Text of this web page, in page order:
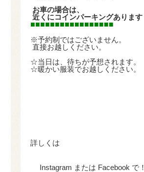
お車の場合は、
近くにコインパーキングあります
■■■■■■■■■■■■■■■■■
※予約制ではございません。
直接お越しください。
☆当日は、待ちが予想されます。
☆暖かい服装でお越しください。
詳しくは
Instagram または Facebook で！